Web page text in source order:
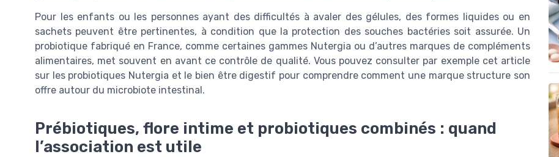
Pour les enfants ou les personnes ayant des difficultés à avaler des gélules, des formes liquides ou en
sachets peuvent être pertinentes, à condition que la protection des souches bactéries soit assurée. Un
probiotique fabriqué en France, comme certaines gammes Nutergia ou d’autres marques de compléments
alimentaires, met souvent en avant ce contrôle de qualité. Vous pouvez consulter par exemple cet article
sur les probiotiques Nutergia et le bien être digestif pour comprendre comment une marque structure son
offre autour du microbiote intestinal.
Prébiotiques, flore intime et probiotiques combinés : quand
l’association est utile